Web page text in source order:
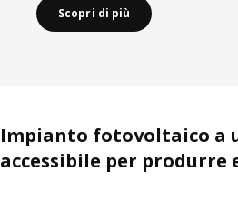
Scopri di più
Impianto fotovoltaico a
accessibile per produrre